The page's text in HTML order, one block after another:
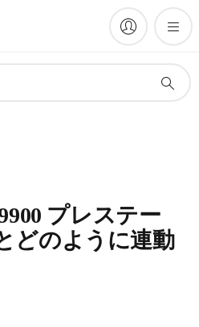
プレステー
どのように連動